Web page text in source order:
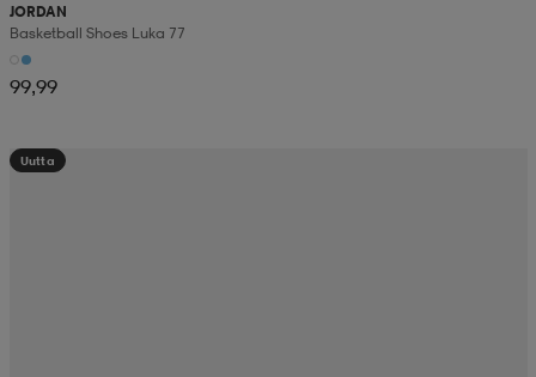
JORDAN
Basketball Shoes Luka 77
99,99
Uutta